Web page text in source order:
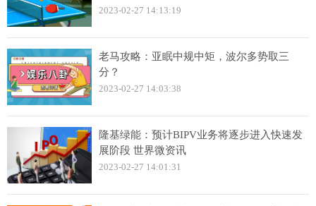
2023-02-27 14:13:19
老马攻略：亚眠中规中矩，波尔多势取三
分？
2023-02-27 14:03:38
隆基绿能：预计BIPV业务将逐步进入快速发
展阶段 世界微资讯
2023-02-27 14:01:31